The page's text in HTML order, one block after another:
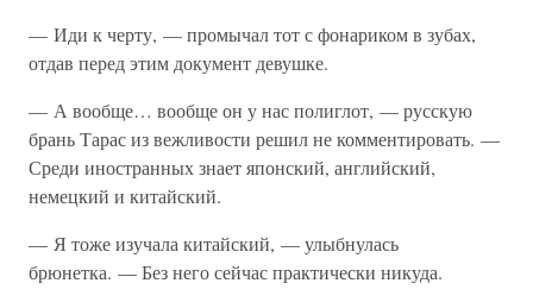
— Иди к черту, — промычал тот с фонариком в зубах,
отдав перед этим документ девушке.
— А вообще… вообще он у нас полиглот, — русскую
брань Тарас из вежливости решил не комментировать. —
Среди иностранных знает японский, английский,
немецкий и китайский.
— Я тоже изучала китайский, — улыбнулась
брюнетка. — Без него сейчас практически никуда.